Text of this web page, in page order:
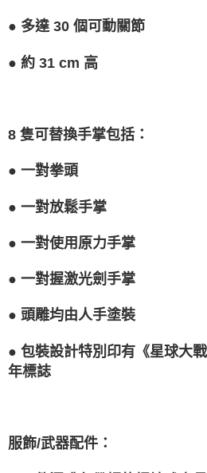
時審查核予不同之上限額度；若仍有額度不
請求用戶進行身份認證。
恩沛科技股份有限公司將有權停止該用戶之
● 多達 30 個可動關節
● 約 31 cm 高
8 隻可替換手掌包括：
● 一對拳頭
● 一對放鬆手掌
● 一對使用原力手掌
● 一對握激光劍手掌
● 頭雕均由人手塗裝
● 包裝設計特別印有《星球大
年標誌
服飾/武器配件：